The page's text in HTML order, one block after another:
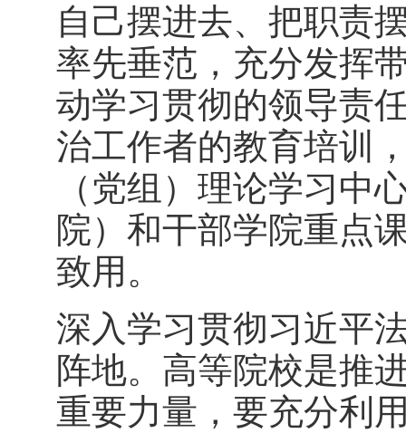
自己摆进去、把职责
率先垂范，充分发挥
动学习贯彻的领导责
治工作者的教育培训
（党组）理论学习中
院）和干部学院重点
致用。
深入学习贯彻习近平
阵地。高等院校是推
重要力量，要充分利